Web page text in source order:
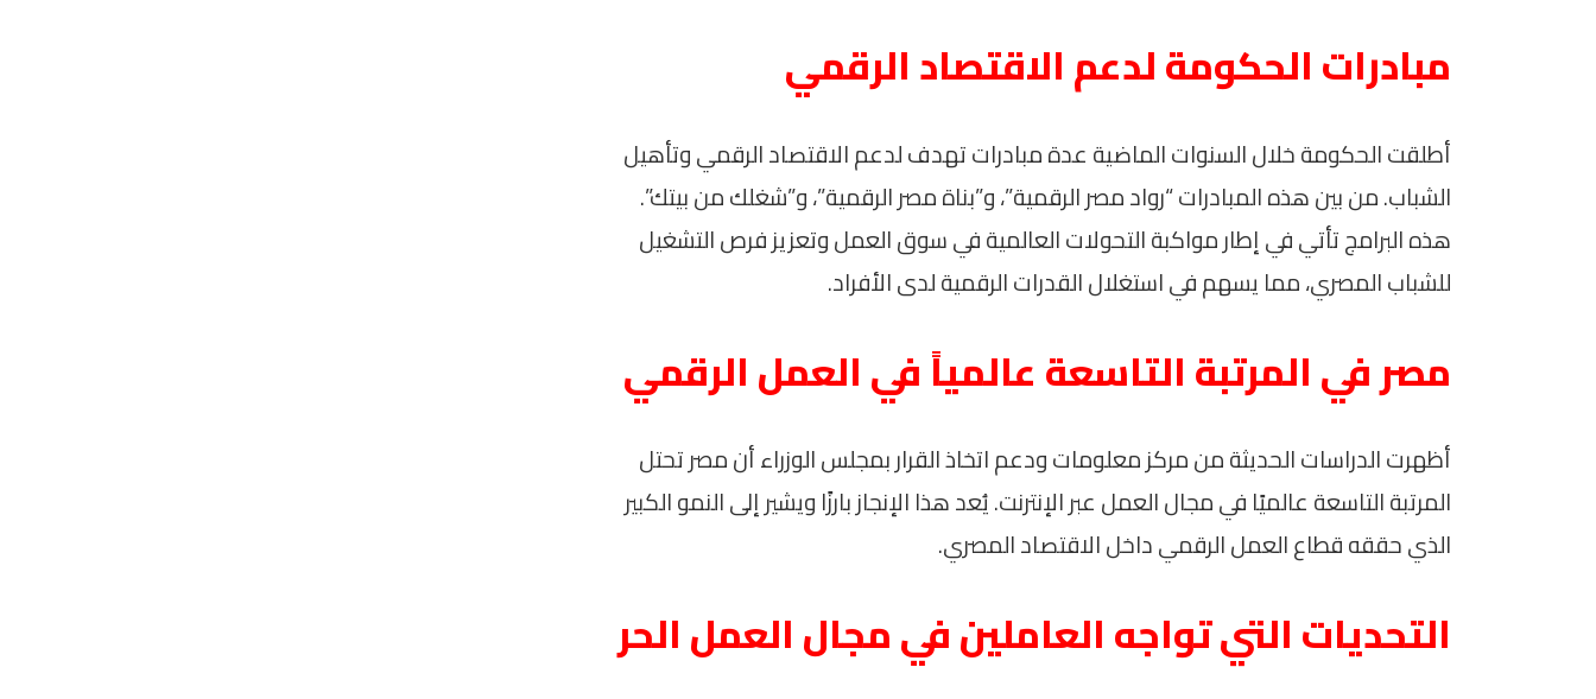
مبادرات الحكومة لدعم الاقتصاد الرقمي
أطلقت الحكومة خلال السنوات الماضية عدة مبادرات تهدف لدعم الاقتصاد الرقمي وتأهيل
الشباب. من بين هذه المبادرات “رواد مصر الرقمية”، و”بناة مصر الرقمية”، و”شغلك من بيتك”.
هذه البرامج تأتي في إطار مواكبة التحولات العالمية في سوق العمل وتعزيز فرص التشغيل
للشباب المصري، مما يسهم في استغلال القدرات الرقمية لدى الأفراد.
مصر في المرتبة التاسعة عالمياً في العمل الرقمي
أظهرت الدراسات الحديثة من مركز معلومات ودعم اتخاذ القرار بمجلس الوزراء أن مصر تحتل
المرتبة التاسعة عالميًا في مجال العمل عبر الإنترنت. يُعد هذا الإنجاز بارزًا ويشير إلى النمو الكبير
الذي حققه قطاع العمل الرقمي داخل الاقتصاد المصري.
التحديات التي تواجه العاملين في مجال العمل الحر